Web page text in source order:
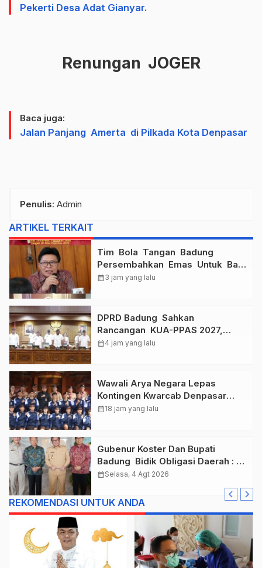
Pekerti Desa Adat Gianyar.
Renungan JOGER
Baca juga:
Jalan Panjang Amerta di Pilkada Kota Denpasar
Penulis: Admin
ARTIKEL TERKAIT
Tim Bola Tangan Badung
Persembahkan Emas Untuk Bali
, Taklukkan Jawa Tengah Di
calendar_month3 jam yang lalu
DPRD Badung Sahkan
Rancangan KUA-PPAS 2027,
Anggaran Tembus Lebih Dari
calendar_month4 jam yang lalu
Wawali Arya Negara Lepas
Kontingen Kwarcab Denpasar
Menuju Jambore Nasional XII
calendar_month18 jam yang lalu
Gubenur Koster Dan Bupati
Badung Bidik Obligasi Daerah :
Gaspol Bangun Infrastruktur
calendar_monthSelasa, 4 Agt 2026
REKOMENDASI UNTUK ANDA